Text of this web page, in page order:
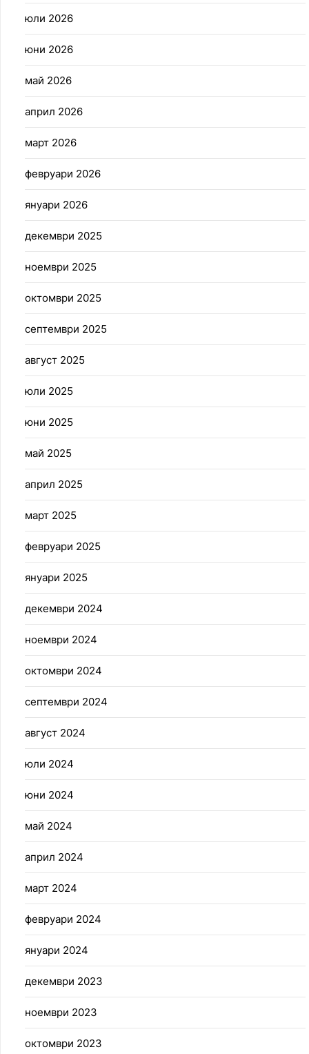
юли 2026
юни 2026
май 2026
април 2026
март 2026
февруари 2026
януари 2026
декември 2025
ноември 2025
октомври 2025
септември 2025
август 2025
юли 2025
юни 2025
май 2025
април 2025
март 2025
февруари 2025
януари 2025
декември 2024
ноември 2024
октомври 2024
септември 2024
август 2024
юли 2024
юни 2024
май 2024
април 2024
март 2024
февруари 2024
януари 2024
декември 2023
ноември 2023
октомври 2023